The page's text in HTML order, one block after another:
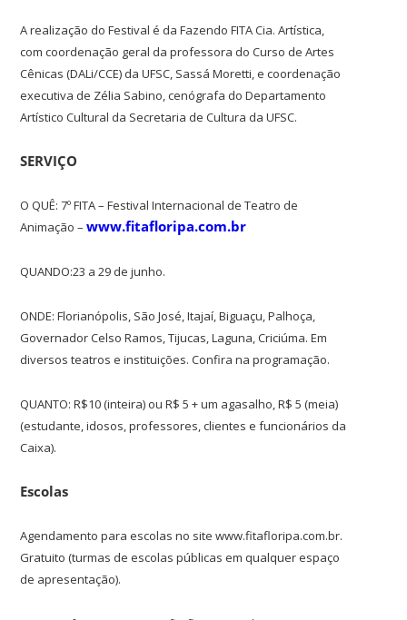
A realização do Festival é da Fazendo FITA Cia. Artística,
com coordenação geral da professora do Curso de Artes
Cênicas (DALi/CCE) da UFSC, Sassá Moretti, e coordenação
executiva de Zélia Sabino, cenógrafa do Departamento
Artístico Cultural da Secretaria de Cultura da UFSC.
SERVIÇO
O QUÊ: 7º FITA – Festival Internacional de Teatro de
Animação –www.fitafloripa.com.br
QUANDO:23 a 29 de junho.
ONDE: Florianópolis, São José, Itajaí, Biguaçu, Palhoça,
Governador Celso Ramos, Tijucas, Laguna, Criciúma. Em
diversos teatros e instituições. Confira na programação.
QUANTO: R$10 (inteira) ou R$ 5 + um agasalho, R$ 5 (meia)
(estudante, idosos, professores, clientes e funcionários da
Caixa).
Escolas
Agendamento para escolas no site www.fitafloripa.com.br.
Gratuito (turmas de escolas públicas em qualquer espaço
de apresentação).